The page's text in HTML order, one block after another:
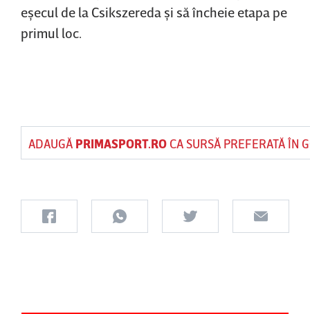
eşecul de la Csikszereda şi să încheie etapa pe
primul loc.
ADAUGĂ PRIMASPORT.ROCA SURSĂ PREFERATĂ ÎN